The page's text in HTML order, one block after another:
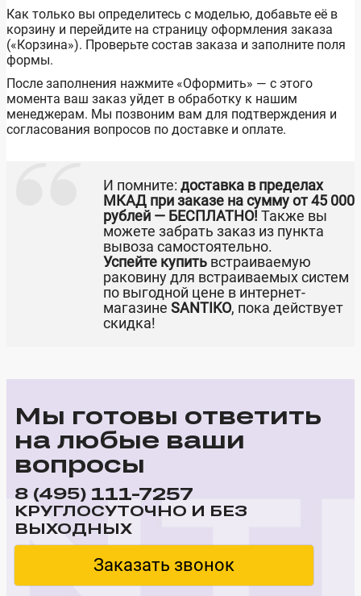
Как только вы определитесь с моделью, добавьте её в
корзину и перейдите на страницу оформления заказа
(«Корзина»). Проверьте состав заказа и заполните поля
формы.
После заполнения нажмите «Оформить» — с этого
момента ваш заказ уйдет в обработку к нашим
менеджерам. Мы позвоним вам для подтверждения и
согласования вопросов по доставке и оплате.
И помните: доставка в пределах
МКАД при заказе на сумму от 45 000
рублей — БЕСПЛАТНО! Также вы
можете забрать заказ из пункта
вывоза самостоятельно.
Успейте купить встраиваемую
раковину для встраиваемых систем
по выгодной цене в интернет-
магазине SANTIKO, пока действует
скидка!
Мы готовы ответить
на любые ваши
вопросы
8 (495) 111-7257
КРУГЛОСУТОЧНО И БЕЗ
ВЫХОДНЫХ
Заказать звонок